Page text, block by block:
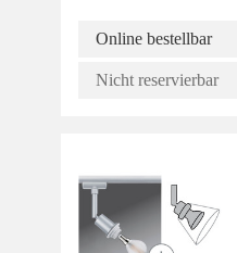
Online bestellbar
Nicht reservierbar